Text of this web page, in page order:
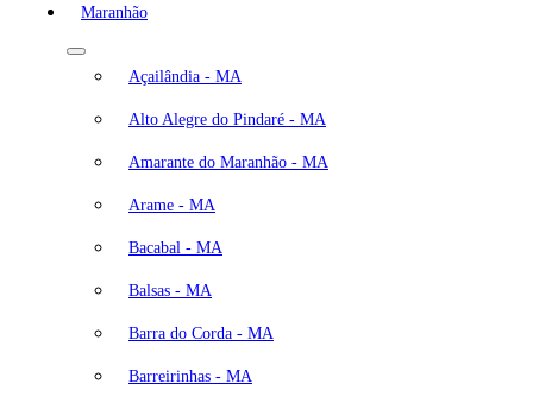
Maranhão
Açailândia - MA
Alto Alegre do Pindaré - MA
Amarante do Maranhão - MA
Arame - MA
Bacabal - MA
Balsas - MA
Barra do Corda - MA
Barreirinhas - MA